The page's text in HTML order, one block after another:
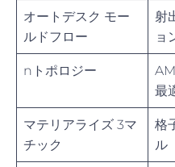
オートデスク モー
ルドフロー
射
ョ
nトポロジー
最
マテリアライズ 3マ
チック
格
ル